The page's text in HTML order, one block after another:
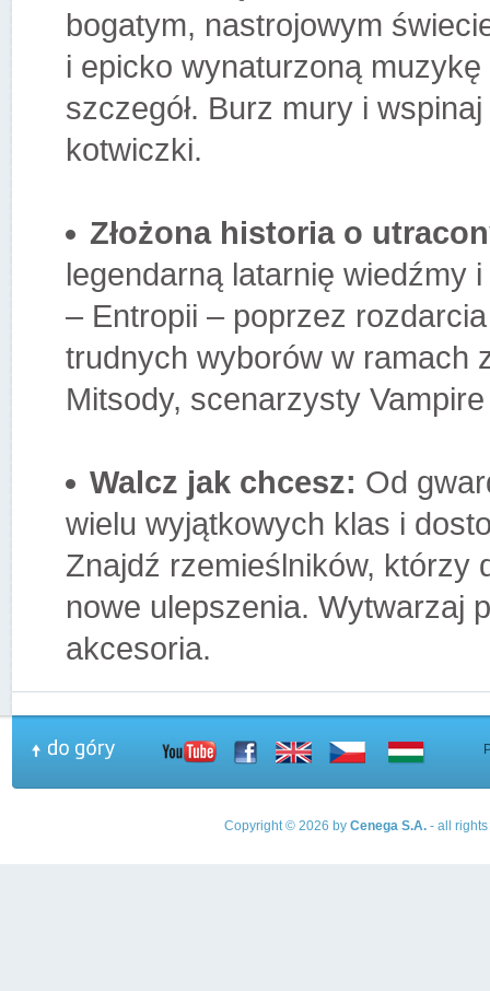
bogatym, nastrojowym
i epicko wynaturzoną
szczegół. Burz mury i
kotwiczki.
Złożona historia o
legendarną latarnię wiedźmy
– Entropii – poprzez
trudnych wyborów w ramach
Mitsody, scenarzysty
Walcz jak chcesz: Od
wielu wyjątkowych klas i
Znajdź rzemieślników, którzy
nowe ulepszenia. Wytwarzaj
akcesoria.
Copyright © 2026 by Cenega S.A.- all rights